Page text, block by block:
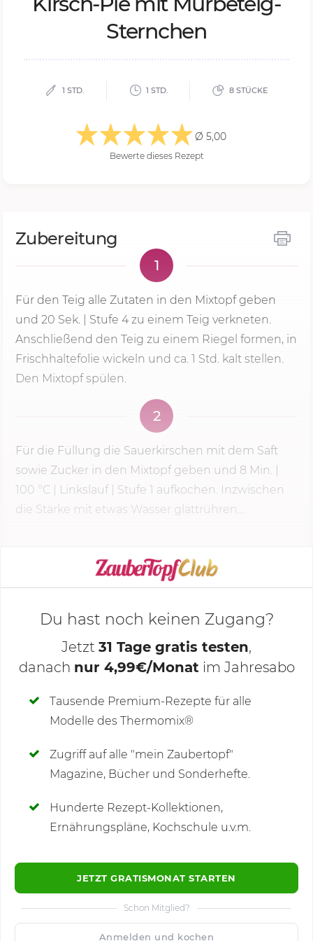
Stern­chen
1 STD. 1 STD. 8 STÜCKE
Ø 5,00
Bewerte dieses Rezept
Zubereitung
1
Für den Teig alle Zutaten in den Mixtopf geben
und 20 Sek. Stufe 4zu einem Teig verkneten.
Anschließend den Teig zu einem Riegel formen, in
Frischhaltefolie wickeln und ca. 1 Std. kalt stellen.
Den Mixtopf spülen.
2
Für die Füllung die Sauerkirschen mit dem Saft
sowie Zucker in den Mixtopf geben und 8 Min.
100 °C | Linkslauf | Stufe 1 aufkochen. Inzwischen
die Stärke mit etwas Wasser glattrühren....
KOCHMODUS STARTEN
Deine Notizen
Du hast noch keinen Zugang?
Jetzt 31 Tage gratis testen,
danach nur 4,99€/Monat im Jahresabo
Tausende Premium-Rezepte für alle
Modelle des Thermomix®
Zugriff auf alle "mein Zaubertopf"
Magazine, Bücher und Sonderhefte.
Hunderte Rezept-Kollektionen,
Ernährungspläne, Kochschule u.v.m.
JETZT GRATISMONAT STARTEN
Schon Mitglied?
Anmelden und kochen
Kommentare(2)
🙂 Speichern